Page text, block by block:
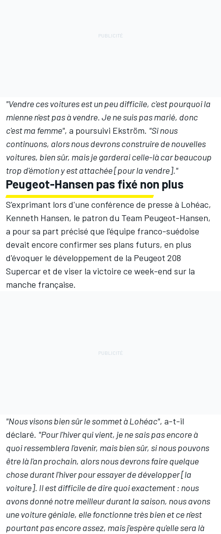
"Vendre ces voitures est un peu difficile, c'est pourquoi la
mienne n'est pas à vendre. Je ne suis pas marié, donc
c'est ma femme", a poursuivi Ekström. "Si nous
continuons, alors nous devrons construire de nouvelles
voitures, bien sûr, mais je garderai celle-là car beaucoup
trop d'émotion y est attachée [pour la vendre]."
Peugeot-Hansen pas fixé non plus
S'exprimant lors d'une conférence de presse à Lohéac,
Kenneth Hansen, le patron du Team Peugeot-Hansen,
a pour sa part précisé que l'équipe franco-suédoise
devait encore confirmer ses plans futurs, en plus
d'évoquer le développement de la Peugeot 208
Supercar et de viser la victoire ce week-end sur la
manche française.
"Nous visons bien sûr le sommet à Lohéac", a-t-il
déclaré. "Pour l'hiver qui vient, je ne sais pas encore à
quoi ressemblera l'avenir, mais bien sûr, si nous pouvons
être là l'an prochain, alors nous devrons faire quelque
chose durant l'hiver pour essayer de développer [la
voiture]. Il est difficile de dire quoi exactement : nous
avons donné notre meilleur durant la saison, nous avons
une voiture géniale, elle fonctionne très bien et ce n'est
pourtant pas encore assez, mais j'espère qu'elle sera là